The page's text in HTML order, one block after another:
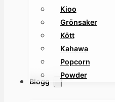
Kioo
Grönsaker
Kött
Kahawa
Popcorn
Powder
Blogg